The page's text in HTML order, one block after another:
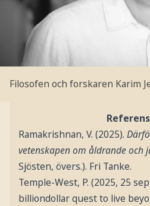
Filosofen och forskaren Karim
Ramakrishnan, V. (2025).
vetenskapen om åldrande och
Sjösten, övers.). Fri Tanke.
Temple-West, P. (2025, 25
billiondollar quest to live